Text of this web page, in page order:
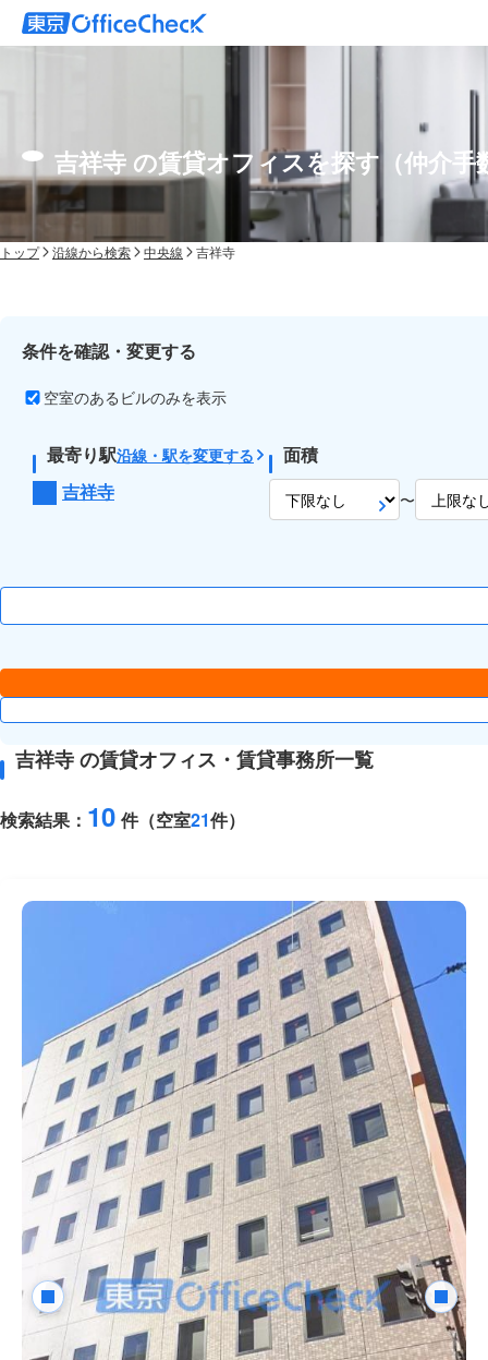
吉祥寺 の賃貸オフィスを探す（仲介手
トップ 沿線から検索 中央線 吉祥寺
条件を確認・変更する
空室のあるビルのみを表示
最寄り駅沿線・駅を変更する
吉祥寺
面積
〜
吉祥寺 の賃貸オフィス・賃貸事務所一覧
検索結果： 10 件（空室21件）